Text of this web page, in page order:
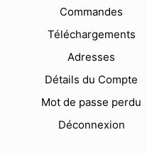
Commandes
Téléchargements
Adresses
Détails du Compte
Mot de passe perdu
Déconnexion